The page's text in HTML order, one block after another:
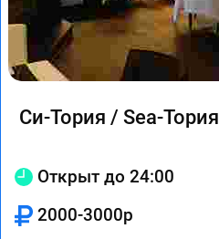
Си-Тория / Sea-Тория
Открыт до 24:00
2000-3000р